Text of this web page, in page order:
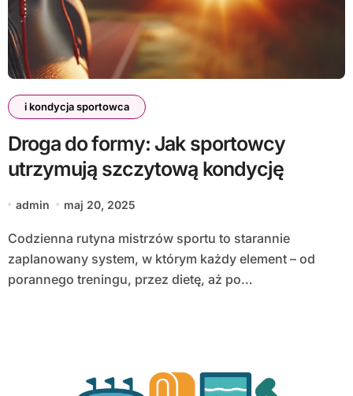
i kondycja sportowca
Droga do formy: Jak sportowcy
utrzymują szczytową kondycję
admin maj 20, 2025
Codzienna rutyna mistrzów sportu to starannie
zaplanowany system, w którym każdy element – od
porannego treningu, przez dietę, aż po…